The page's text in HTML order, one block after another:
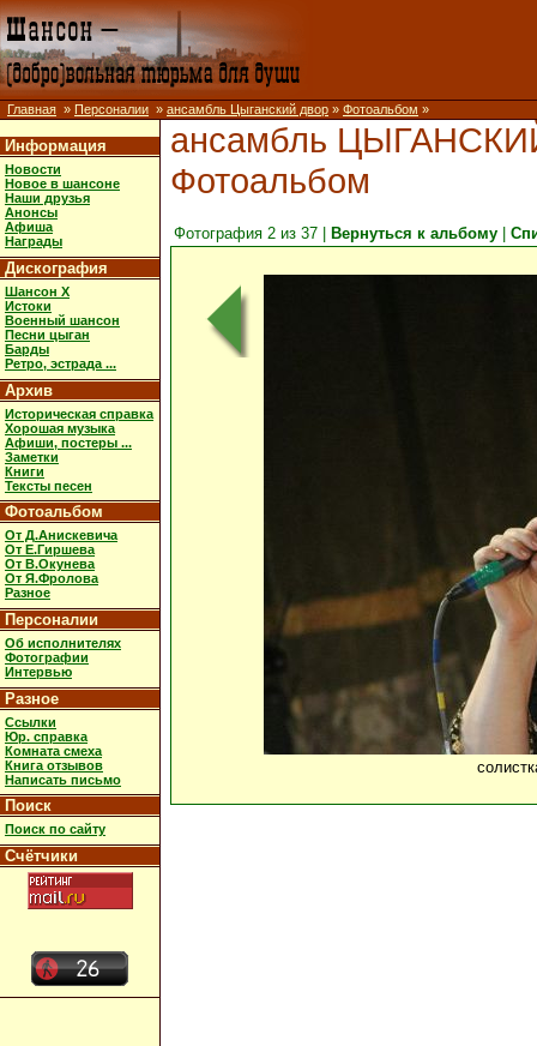
Главная » Персоналии » ансамбль Цыганский двор » Фотоальбом »
Информация
Новости
Новое в шансоне
Наши друзья
Анонсы
Афиша
Награды
Дискография
Шансон X
Истоки
Военный шансон
Песни цыган
Барды
Ретро, эстрада ...
Архив
Историческая справка
Хорошая музыка
Афиши, постеры ...
Заметки
Книги
Тексты песен
Фотоальбом
От Д.Анискевича
От Е.Гиршева
От В.Окунева
От Я.Фролова
Разное
Персоналии
Об исполнителях
Фотографии
Интервью
Разное
Ссылки
Юр. справка
Комната смеха
Книга отзывов
Написать письмо
Поиск
Поиск по сайту
Счётчики
ансамбль
Фотоальбом
Фотография 2 из 37 | Вернуться к альбому